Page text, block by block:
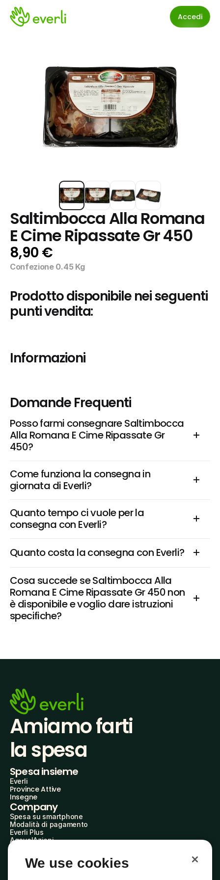
Accedi
Saltimbocca Alla Romana
E Cime Ripassate Gr 450
8,90 €
Confezione 0.45 Kg
Prodotto disponibile nei seguenti
punti vendita:
Informazioni
Domande Frequenti
Posso farmi consegnare Saltimbocca
Alla Romana E Cime Ripassate Gr
450?
Come funziona la consegna in
giornata di Everli?
Quanto tempo ci vuole per la
consegna con Everli?
Quanto costa la consegna con Everli?
Cosa succede se Saltimbocca Alla
Romana E Cime Ripassate Gr 450 non
è disponibile e voglio dare istruzioni
specifiche?
Amiamo farti
la spesa
Spesa insieme
Everli
Province Attive
Insegne
Company
Spesa su smartphone
Modalità di pagamento
Everli Plus
AgevolAzioni
Everli Shoppers
We use cookies